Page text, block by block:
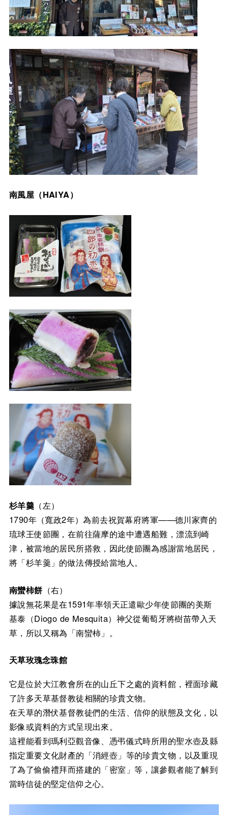
南風屋（HAIYA）
杉羊羹 （左）
1790年（寬政2年）為前去祝賀幕府將軍——德川家齊的
琉球王使節團，在前往薩摩的途中遭遇船難，漂流到崎
津，被當地的居民所搭救，因此使節團為感謝當地居民，
將「杉羊羹」的做法傳授給當地人。
南蠻柿餅 （右）
據說無花果是在1591年率領天正遣歐少年使節團的美斯
基泰（Diogo de Mesquita）神父從葡萄牙將樹苗帶入天
草，所以又稱為「南蠻柿」。
天草玫瑰念珠館
它是位於大江教會所在的山丘下之處的資料館，裡面珍藏
了許多天草基督教徒相關的珍貴文物。
在天草的潛伏基督教徒們的生活、信仰的狀態及文化，以
影像或資料的方式呈現出來。
這裡能看到瑪利亞觀音像、憑弔儀式時所用的聖水壺及縣
指定重要文化財產的「消經壺」等的珍貴文物，以及重現
了為了偷偷禮拜而搭建的「密室」等，讓參觀者能了解到
當時信徒的堅定信仰之心。